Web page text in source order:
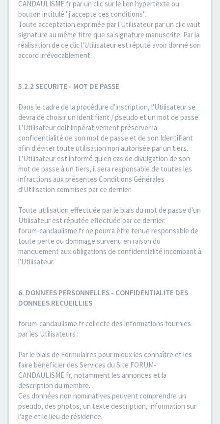
CANDAULISME.fr par un clic sur le lien hypertexte ou
bouton intitulé "j'accepte ces conditions".
Toute acceptation exprimée par l'Utilisateur par un clic vaut
signature au même titre que sa signature manuscrite. Par la
réalisation de ce clic l'Utilisateur est réputé avoir donné son
accord irrévocablement.
5.2.2 SECURITE - MOT DE PASSE
Dans le cadre de la procédure d'inscription, l'Utilisateur se
devra de choisir un identifiant / pseudo et un mot de passe.
L'Utilisateur doit impérativement préserver la
confidentialité de son mot de passe et de son Identifiant
afin d'éviter toute utilisation non autorisée par un tiers.
L'Utilisateur est informé qu'en cas de divulgation de son
mot de passe à un tiers, il sera responsable de toutes les
infractions aux présentes Conditions Générales
d'Utilisation commises par ce dernier.
Toute utilisation effectuée par le biais du mot de passe d'un
Utilisateur est réputée effectuée par ce dernier.
forum-candaulisme.fr ne pourra être tenue responsable de
toute perte ou dommage survenu en raison du
manquement aux obligations de confidentialité incombant à
l'Utilisateur.
6. DONNEES PERSONNELLES - CONFIDENTIALITE DES
DONNEES RECUEILLIES
forum-candaulisme.fr collecte des informations fournies
par les Utilisateurs :
Par le biais de Formulaires pour mieux les connaître et les
faire bénéficier des Services du Site FORUM-
CANDAULISME.fr, notamment les annonces et la
description du membre.
Ces données non nominatives peuvent comprendre un
pseudo, des photos, un texte description, information sur
l'age et le lieu de résidence.